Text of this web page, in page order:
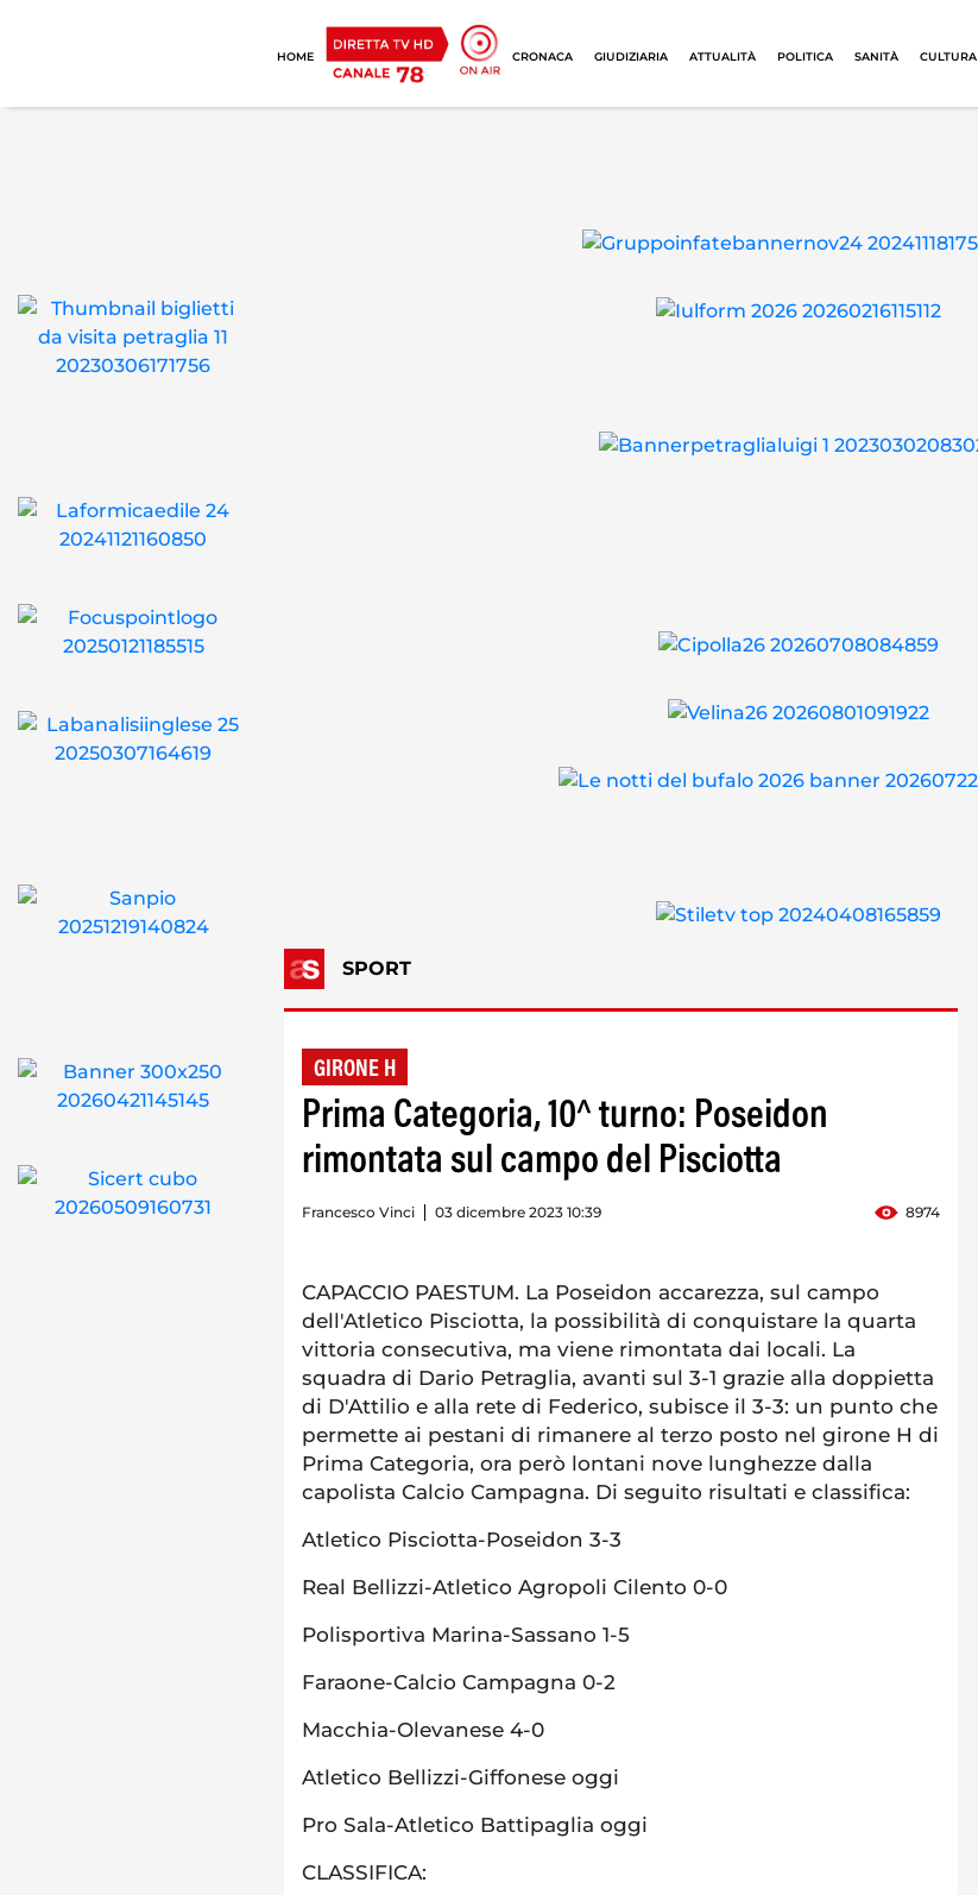
HOME CRONACA GIUDIZIARIA ATTUALITÀ POLITICA SANITÀ CULTURA
SPORT
GIRONE H
Prima Categoria, 10^ turno: Poseidon
rimontata sul campo del Pisciotta
Francesco Vinci 03 dicembre 2023 10:39 8974
CAPACCIO PAESTUM. La Poseidon accarezza, sul campo
dell'Atletico Pisciotta, la possibilità di conquistare la quarta
vittoria consecutiva, ma viene rimontata dai locali. La
squadra di Dario Petraglia, avanti sul 3-1 grazie alla doppietta
di D'Attilio e alla rete di Federico, subisce il 3-3: un punto che
permette ai pestani di rimanere al terzo posto nel girone H di
Prima Categoria, ora però lontani nove lunghezze dalla
capolista Calcio Campagna. Di seguito risultati e classifica:
Atletico Pisciotta-Poseidon 3-3
Real Bellizzi-Atletico Agropoli Cilento 0-0
Polisportiva Marina-Sassano 1-5
Faraone-Calcio Campagna 0-2
Macchia-Olevanese 4-0
Atletico Bellizzi-Giffonese oggi
Pro Sala-Atletico Battipaglia oggi
CLASSIFICA: